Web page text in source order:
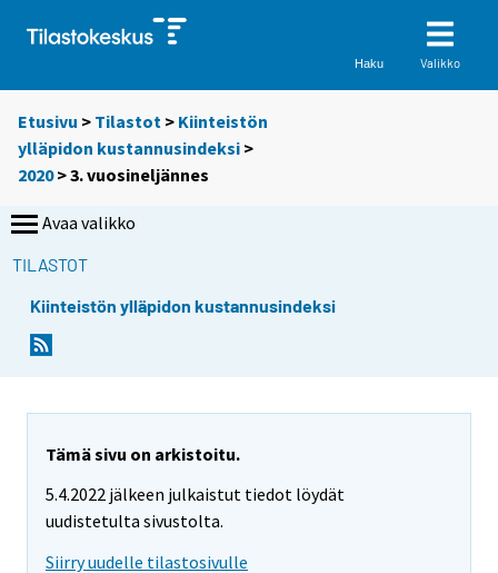
Haku Valikko
Etusivu > Tilastot > Kiinteistön
ylläpidon kustannusindeksi >
2020>3. vuosineljännes
Avaa valikko
TILASTOT
Kiinteistön ylläpidon kustannusindeksi
Tämä sivu on arkistoitu.
5.4.2022 jälkeen julkaistut tiedot löydät
uudistetulta sivustolta.
Siirry uudelle tilastosivulle